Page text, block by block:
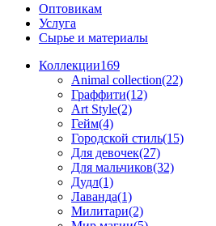
Оптовикам
Услуга
Сырье и материалы
Коллекции169
Animal collection(22)
Граффити(12)
Art Style(2)
Гейм(4)
Городской стиль(15)
Для девочек(27)
Для мальчиков(32)
Дудл(1)
Лаванда(1)
Милитари(2)